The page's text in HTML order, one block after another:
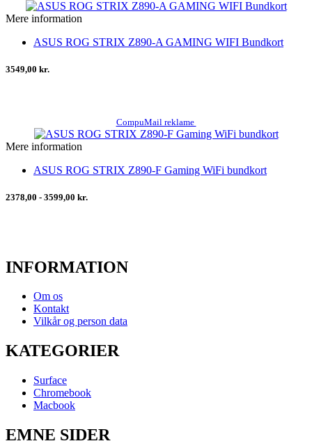
Mere information
ASUS ROG STRIX Z890-A GAMING WIFI Bundkort
3549,00 kr.
CompuMail reklame
Mere information
ASUS ROG STRIX Z890-F Gaming WiFi bundkort
2378,00 - 3599,00 kr.
INFORMATION
Om os
Kontakt
Vilkår og person data
KATEGORIER
Surface
Chromebook
Macbook
EMNE SIDER